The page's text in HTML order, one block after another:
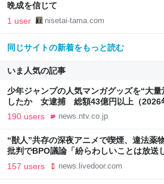
晩成を信じて
1 user nisetai-tama.com
同じサイトの新着をもっと読む
いま人気の記事
少年ジャンプの人気マンガグッズを“大
したか 女逮捕 総額43億円以上（2026
NEWS NNN
190 users news.ntv.co.jp
“獣人”共存の深夜アニメで喫煙、違法薬
批判でBPO議論「紛らわしいことは放送
アニュース
157 users news.livedoor.com